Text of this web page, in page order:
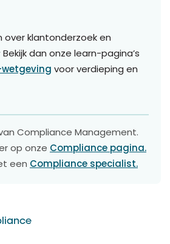
klantonderzoek en
dan onze learn-pagina’s
wetgeving voor verdieping en
Compliance Management.
op onze Compliance pagina.
een Compliance specialist.